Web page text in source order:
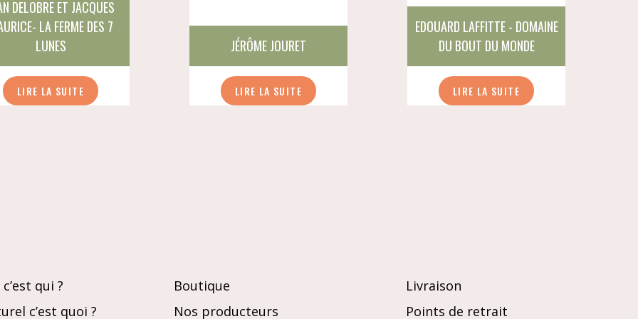
DELOBRE ET JACQUES
LA FERME DES 7
LUNES
LIRE LA SUITE
JÉRÔME JOURET
LIRE LA SUITE
EDOUARD LAFFITTE - DOMAINE
DU BOUT DU MONDE
LIRE LA SUITE
qui ?
c’est quoi ?
Boutique
Nos producteurs
Livraison
Points de retrait